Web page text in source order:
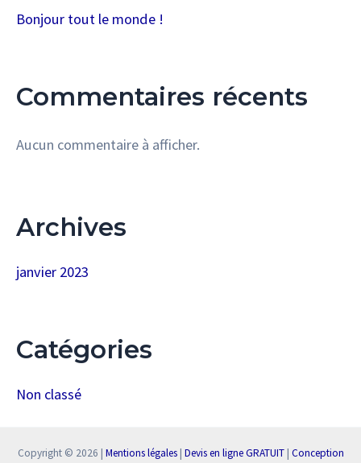
Bonjour tout le monde !
Commentaires récents
Aucun commentaire à afficher.
Archives
janvier 2023
Catégories
Non classé
Copyright © 2026 | Mentions légales| Devis en ligne GRATUIT| Conception